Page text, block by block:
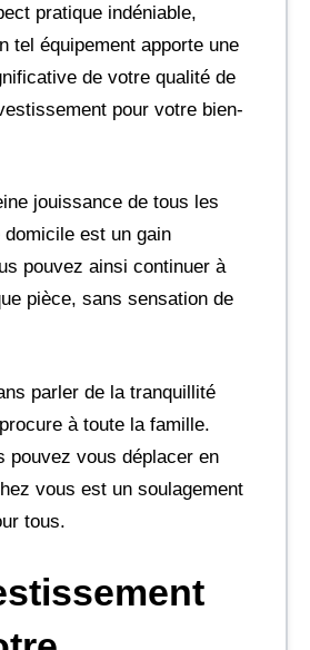
pratique indéniable,
tel équipement apporte une
de votre qualité de
pour votre bien-
jouissance de tous les
est un gain
pouvez ainsi continuer à
pièce, sans sensation de
parler de la tranquillité
à toute la famille.
pouvez vous déplacer en
vous est un soulagement
tous.